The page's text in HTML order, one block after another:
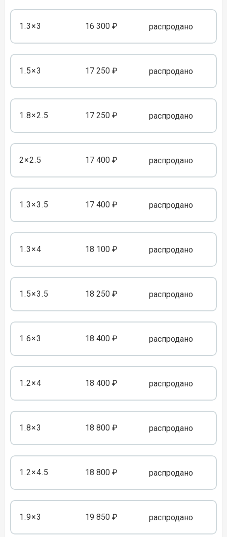
1.3×3 16 300 ₽ распродано
1.5×3 17 250 ₽ распродано
1.8×2.5 17 250 ₽ распродано
2×2.5 17 400 ₽ распродано
1.3×3.5 17 400 ₽ распродано
1.3×4 18 100 ₽ распродано
1.5×3.5 18 250 ₽ распродано
1.6×3 18 400 ₽ распродано
1.2×4 18 400 ₽ распродано
1.8×3 18 800 ₽ распродано
1.2×4.5 18 800 ₽ распродано
1.9×3 19 850 ₽ распродано